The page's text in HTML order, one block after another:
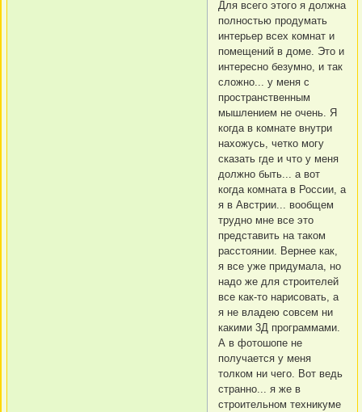
Для всего этого я должна
полностью продумать
интерьер всех комнат и
помещений в доме. Это и
интересно безумно, и так
сложно... у меня с
пространственным
мышлением не очень. Я
когда в комнате внутри
нахожусь, четко могу
сказать где и что у меня
должно быть... а вот
когда комната в России, а
я в Австрии... вообщем
трудно мне все это
представить на таком
расстоянии. Вернее как,
я все уже придумала, но
надо же для строителей
все как-то нарисовать, а
я не владею совсем ни
какими 3Д программами.
А в фотошопе не
получается у меня
толком ни чего. Вот ведь
странно... я же в
строительном техникуме